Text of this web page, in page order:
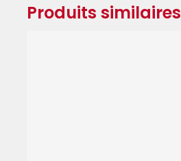
Produits similaires